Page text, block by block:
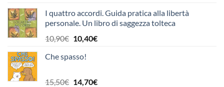
originale
era:
14,80€.
attuale
è:
14,10€.
I quattro accordi. Guida pratica alla libertà
personale. Un libro di saggezza tolteca
10,90€ Il
originale
10,90€.
10,40€Il
10,40€.
Che spasso!
15,50€ Il
14,70€Il